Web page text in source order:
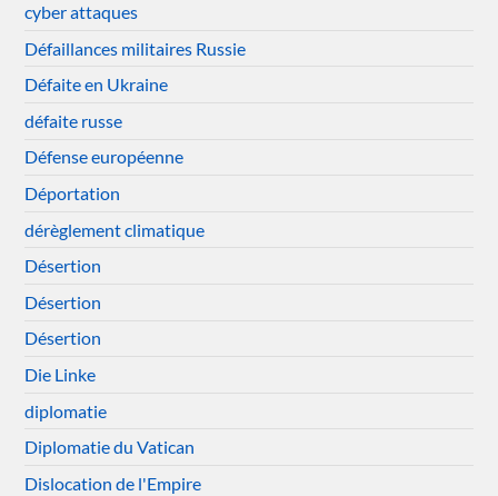
cyber attaques
Défaillances militaires Russie
Défaite en Ukraine
défaite russe
Défense européenne
Déportation
dérèglement climatique
Désertion
Désertion
Désertion
Die Linke
diplomatie
Diplomatie du Vatican
Dislocation de l'Empire